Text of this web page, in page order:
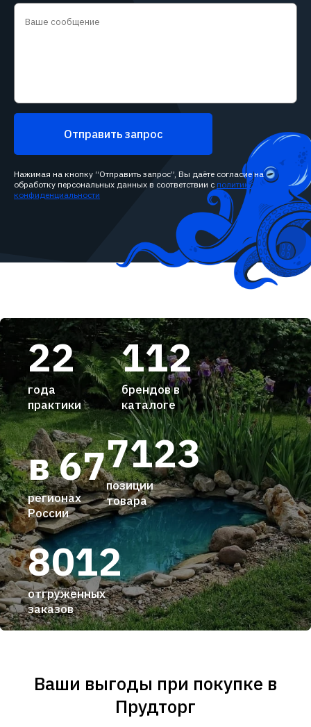
Отправить запрос
Нажимая на кнопку “Отправить запрос”, Вы даёте согласие на
обработку персональных данных в соответствии с политикой
конфиденциальности
22
года
практики
112
брендов в
каталоге
7123
позиции
товара
8012
отгруженных
заказов
в 67
регионах
России
Ваши выгоды при покупке в
Прудторг